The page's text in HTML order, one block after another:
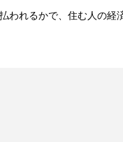
れるかで、住む人の経